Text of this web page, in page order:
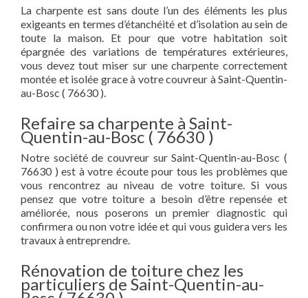
La charpente est sans doute l’un des éléments les plus
exigeants en termes d’étanchéité et d’isolation au sein de
toute la maison. Et pour que votre habitation soit
épargnée des variations de températures extérieures,
vous devez tout miser sur une charpente correctement
montée et isolée grace à votre couvreur à Saint-Quentin-
au-Bosc ( 76630 ).
Refaire sa charpente à Saint-
Quentin-au-Bosc ( 76630 )
Notre société de couvreur sur Saint-Quentin-au-Bosc (
76630 ) est à votre écoute pour tous les problèmes que
vous rencontrez au niveau de votre toiture. Si vous
pensez que votre toiture a besoin d’être repensée et
améliorée, nous poserons un premier diagnostic qui
confirmera ou non votre idée et qui vous guidera vers les
travaux à entreprendre.
Rénovation de toiture chez les
particuliers de Saint-Quentin-au-